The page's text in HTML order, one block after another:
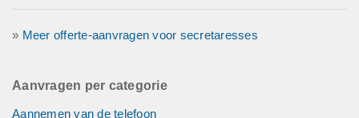
» Meer offerte-aanvragen voor secretaresses
Aanvragen per categorie
Aannemen van de telefoon